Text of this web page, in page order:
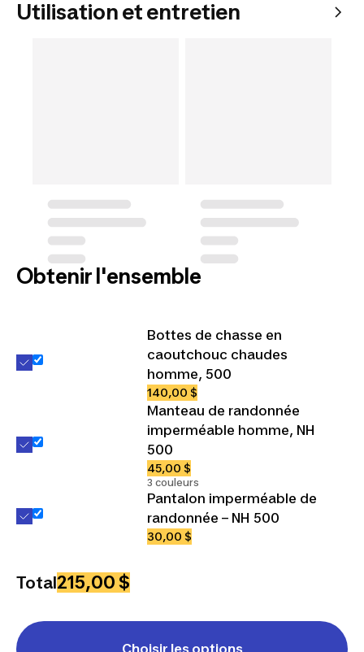
Utilisation et entretien
Obtenir l'ensemble
Bottes de chasse en
caoutchouc chaudes
homme, 500
140,00 $
Manteau de randonnée
imperméable homme, NH
500
45,00 $
3 couleurs
Pantalon imperméable de
randonnée – NH 500
30,00 $
Total215,00 $
Choisir les options